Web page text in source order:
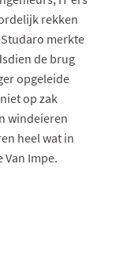
rekken
merkte
de brug
opgeleide
op zak
windeieren
heel wat in
Van Impe.